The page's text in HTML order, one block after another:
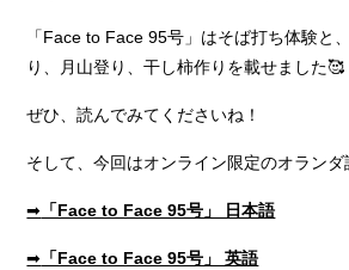
「Face to Face 95号」はそば打ち体験と
り、月山登り、干し柿作りを載せました🥰
ぜひ、読んでみてくださいね！
そして、今回はオンライン限定のオランダ
➡ 「Face to Face 95号」 日本語
➡ 「Face to Face 95号」 英語